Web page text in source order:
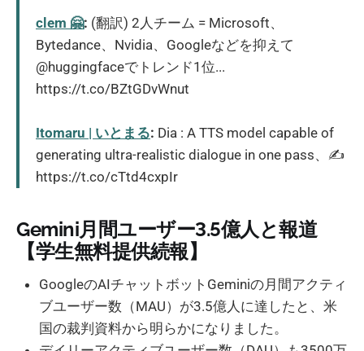
clem 🤗: (翻訳) 2人チーム = Microsoft、
Bytedance、Nvidia、Googleなどを抑えて
@huggingfaceでトレンド1位...
https://t.co/BZtGDvWnut
Itomaru | いとまる: Dia : A TTS model capable of
generating ultra-realistic dialogue in one pass、✍️
https://t.co/cTtd4cxpIr
Gemini月間ユーザー3.5億人と報道
【学生無料提供続報】
GoogleのAIチャットボットGeminiの月間アクティ
ブユーザー数（MAU）が3.5億人に達したと、米
国の裁判資料から明らかになりました。